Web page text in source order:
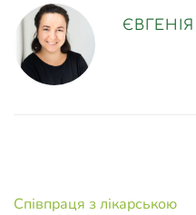
Співпраця з лікарською